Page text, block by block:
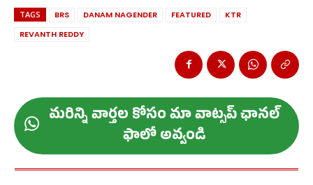
TAGS BRS DANAM NAGENDER FEATURED
KTR
REVANTH REDDY
మ‌రిన్ని వార్త‌ల కోసం మా వాట్స‌ప్ ఛాన‌ల్
ఫాలో అవ్వండి